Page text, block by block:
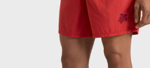
Camicie
Bermuda
Pullover e Cardigan
Capispalla